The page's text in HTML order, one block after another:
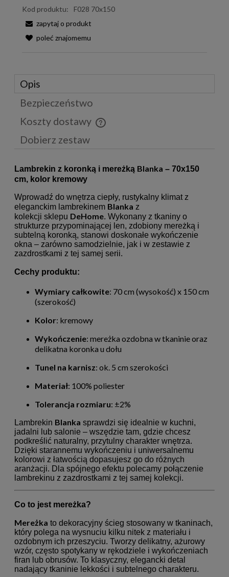
Kod produktu:
F028 70x150
zapytaj o produkt
poleć znajomemu
Opis
Bezpieczeństwo
Koszty dostawy
Cena nie zawiera ewentualnych kosztów płatności
Dobierz zestaw
Lambrekin z koronką i mereżką Blanka – 70x150
cm, kolor kremowy
Wprowadź do wnętrza ciepły, rustykalny klimat z
eleganckim lambrekinem Blanka z
kolekcji sklepu DeHome. Wykonany z tkaniny o
strukturze przypominającej len, zdobiony mereżką i
subtelną koronką, stanowi doskonałe wykończenie
okna – zarówno samodzielnie, jak i w zestawie z
zazdrostkami z tej samej serii.
Cechy produktu:
Wymiary całkowite: 70 cm (wysokość) x 150 cm
(szerokość)
Kolor: kremowy
Wykończenie: mereżka ozdobna w tkaninie oraz
delikatna koronka u dołu
Tunel na karnisz: ok. 5 cm szerokości
Materiał: 100% poliester
Tolerancja rozmiaru: ±2%
Lambrekin Blanka sprawdzi się idealnie w kuchni,
jadalni lub salonie – wszędzie tam, gdzie chcesz
podkreślić naturalny, przytulny charakter wnętrza.
Dzięki starannemu wykończeniu i uniwersalnemu
kolorowi z łatwością dopasujesz go do różnych
aranżacji. Dla spójnego efektu polecamy połączenie
lambrekinu z zazdrostkami z tej samej kolekcji.
Co to jest mereżka?
Mereżka to dekoracyjny ścieg stosowany w tkaninach,
który polega na wysnuciu kilku nitek z materiału i
ozdobnym ich przeszyciu. Tworzy delikatny, ażurowy
wzór, często spotykany w rękodziele i wykończeniach
firan lub obrusów. To klasyczny, elegancki detal
nadający tkaninie lekkości i subtelnego charakteru.